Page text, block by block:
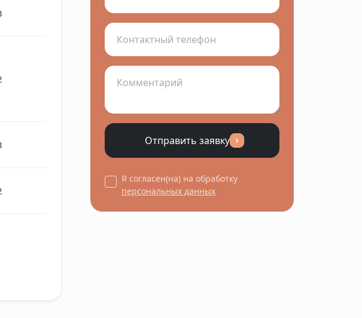
Отправить заявку
Я согласен(на) на обработку
персональных данных